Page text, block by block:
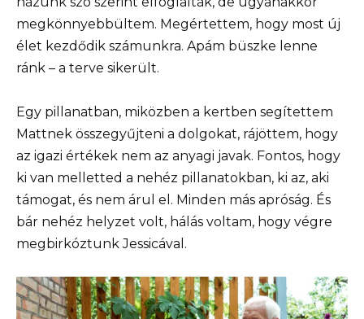
megkönnyebbültem. Megértettem, hogy most új
élet kezdődik számunkra. Apám büszke lenne
ránk – a terve sikerült.
Egy pillanatban, miközben a kertben segítettem
Mattnek összegyűjteni a dolgokat, rájöttem, hogy
az igazi értékek nem az anyagi javak. Fontos, hogy
ki van melletted a nehéz pillanatokban, ki az, aki
támogat, és nem árul el. Minden más apróság. És
bár nehéz helyzet volt, hálás voltam, hogy végre
megbirkóztunk Jessicával.